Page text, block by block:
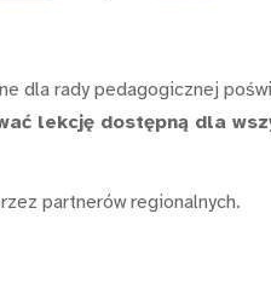
dla rady pedagogicznej
lekcję dostępną dla
partnerów regionalnych.